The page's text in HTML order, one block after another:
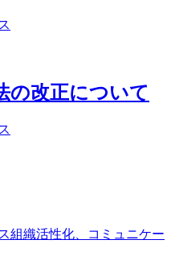
の改正について
組織活性化、コミュニケー